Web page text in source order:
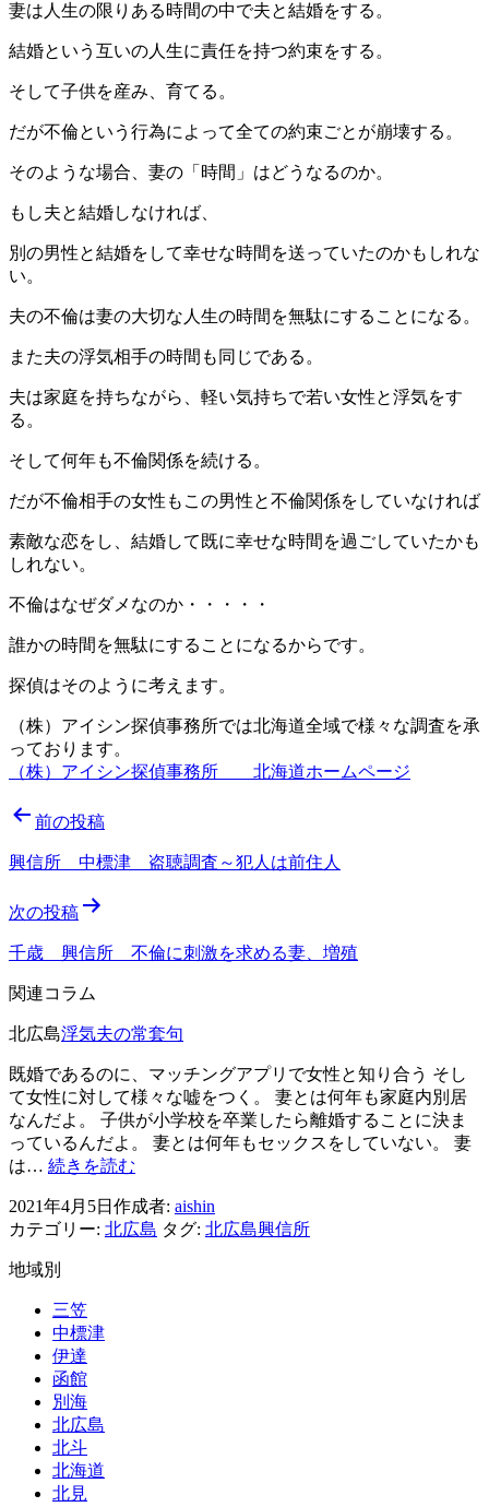
妻は人生の限りある時間の中で夫と結婚をする。
結婚という互いの人生に責任を持つ約束をする。
そして子供を産み、育てる。
だが不倫という行為によって全ての約束ごとが崩壊する。
そのような場合、妻の「時間」はどうなるのか。
もし夫と結婚しなければ、
別の男性と結婚をして幸せな時間を送っていたのかもしれな
い。
夫の不倫は妻の大切な人生の時間を無駄にすることになる。
また夫の浮気相手の時間も同じである。
夫は家庭を持ちながら、軽い気持ちで若い女性と浮気をす
る。
そして何年も不倫関係を続ける。
だが不倫相手の女性もこの男性と不倫関係をしていなければ
素敵な恋をし、結婚して既に幸せな時間を過ごしていたかも
しれない。
不倫はなぜダメなのか・・・・・
誰かの時間を無駄にすることになるからです。
探偵はそのように考えます。
（株）アイシン探偵事務所では北海道全域で様々な調査を承
っております。
（株）アイシン探偵事務所 北海道ホームページ
投
稿
ビ
ゲ
ー
シ
ョ
ン
前の投稿
興信所 中標津 盗聴調査～犯人は前住人
次の投稿
千歳 興信所 不倫に刺激を求める妻、増殖
関連コラム
北広島浮気夫の常套句
既婚であるのに、マッチングアプリで女性と知り合う そし
て女性に対して様々な嘘をつく。 妻とは何年も家庭内別居
なんだよ。 子供が小学校を卒業したら離婚することに決ま
っているんだよ。 妻とは何年もセックスをしていない。 妻
は… 続きを読む
夫
の
2021年4月5日 作成者: aishin
カテゴリー: 北広島 タグ: 北広島興信所
地域別
三笠
中標津
伊達
函館
別海
北広島
北斗
北海道
北見